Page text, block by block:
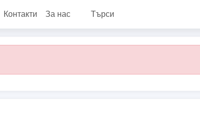
Контакти За нас Търси